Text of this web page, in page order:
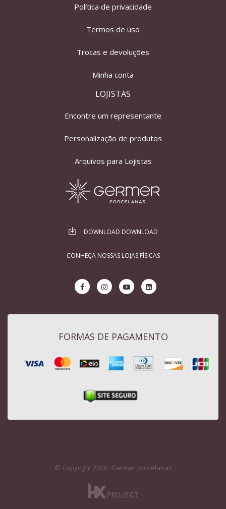
Política de privacidade
Termos de uso
Trocas e devoluções
Minha conta
LOJISTAS
Encontre um representante
Personalização de produtos
Arquivos para Lojistas
DOWNLOAD DOWNLOAD
CONHEÇA NOSSAS LOJAS FÍSICAS
FORMAS DE PAGAMENTO
© Copyright 2026 - Germer porcelanas